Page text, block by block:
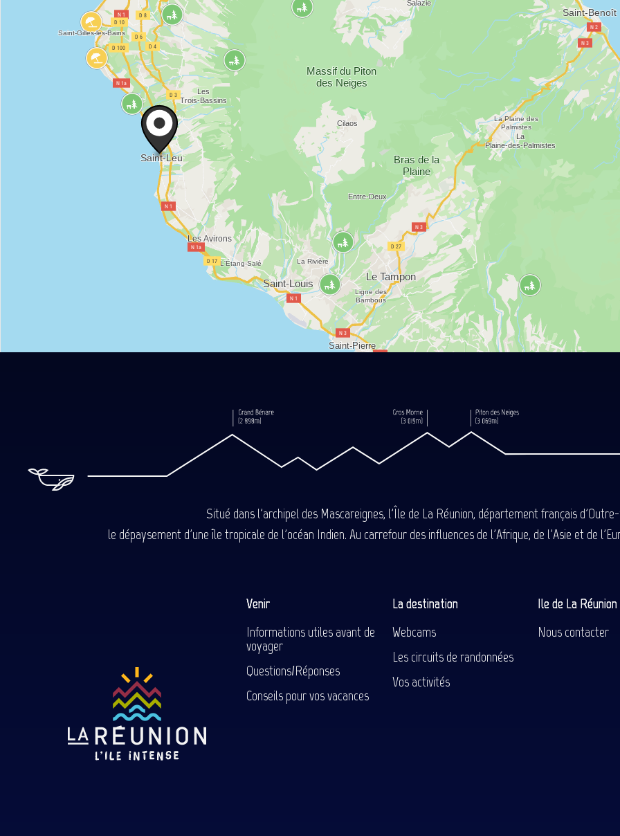
Situé dans l'archipel des Mascareignes, l'Île de La Réunion, département français
le dépaysement d'une île tropicale de l'océan Indien. Au carrefour des influences de l'Afrique, de l'Asie et de
Venir
Informations utiles avant de
voyager
Questions/Réponses
Conseils pour vos vacances
La destination
Webcams
Les circuits de randonnées
Vos activités
Ile de La
Nous contacter